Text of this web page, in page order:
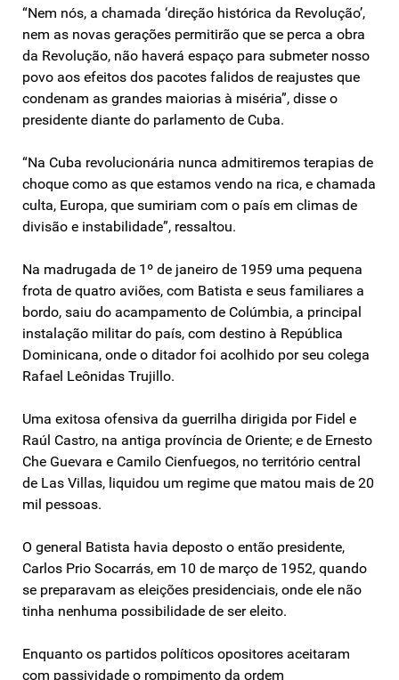
“Nem nós, a chamada ‘direção histórica da Revolução’,
nem as novas gerações permitirão que se perca a obra
da Revolução, não haverá espaço para submeter nosso
povo aos efeitos dos pacotes falidos de reajustes que
condenam as grandes maiorias à miséria”, disse o
presidente diante do parlamento de Cuba.
“Na Cuba revolucionária nunca admitiremos terapias de
choque como as que estamos vendo na rica, e chamada
culta, Europa, que sumiriam com o país em climas de
divisão e instabilidade”, ressaltou.
Na madrugada de 1º de janeiro de 1959 uma pequena
frota de quatro aviões, com Batista e seus familiares a
bordo, saiu do acampamento de Colúmbia, a principal
instalação militar do país, com destino à República
Dominicana, onde o ditador foi acolhido por seu colega
Rafael Leônidas Trujillo.
Uma exitosa ofensiva da guerrilha dirigida por Fidel e
Raúl Castro, na antiga província de Oriente; e de Ernesto
Che Guevara e Camilo Cienfuegos, no território central
de Las Villas, liquidou um regime que matou mais de 20
mil pessoas.
O general Batista havia deposto o então presidente,
Carlos Prio Socarrás, em 10 de março de 1952, quando
se preparavam as eleições presidenciais, onde ele não
tinha nenhuma possibilidade de ser eleito.
Enquanto os partidos políticos opositores aceitaram
com passividade o rompimento da ordem